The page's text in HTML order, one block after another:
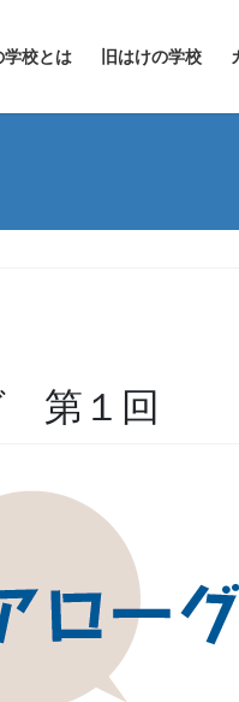
学校とは 旧はけの学校
第１回